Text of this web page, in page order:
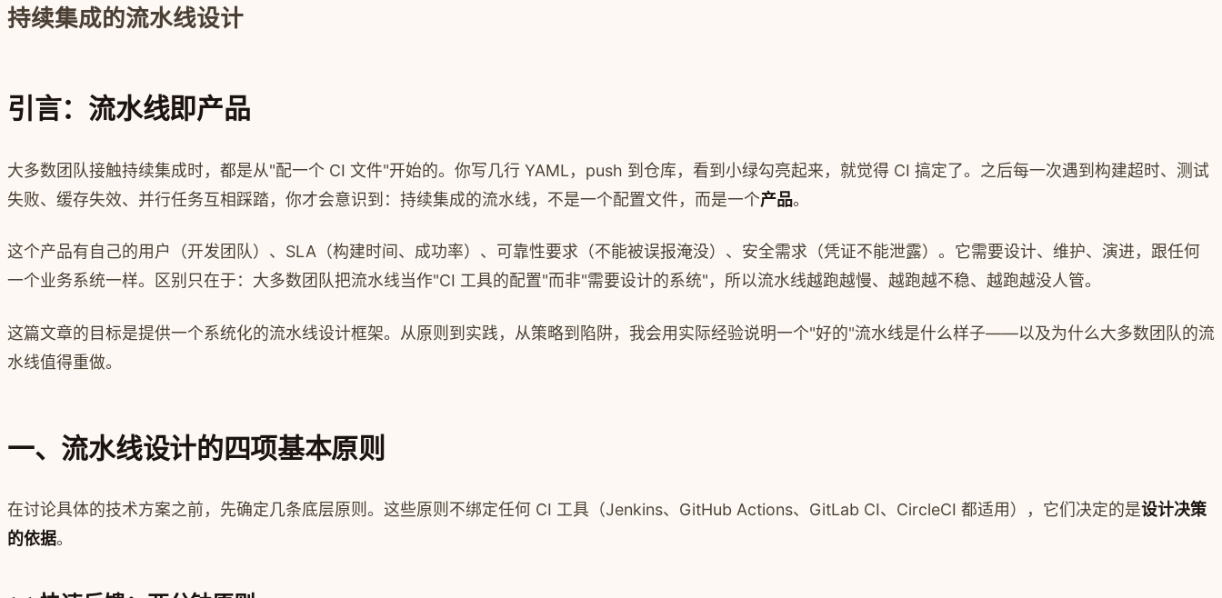
持续集成的流水线设计
引言：流水线即产品
大多数团队接触持续集成时，都是从"配一个 CI 文件"开始的。你写几行 YAML，push 到仓库，看到小绿勾亮起来，就觉得 CI 搞定了。之后每一次遇到构建超时、测试
失败、缓存失效、并行任务互相踩踏，你才会意识到：持续集成的流水线，不是一个配置文件，而是一个产品。
这个产品有自己的用户（开发团队）、SLA（构建时间、成功率）、可靠性要求（不能被误报淹没）、安全需求（凭证不能泄露）。它需要设计、维护、演进，跟任何
一个业务系统一样。区别只在于：大多数团队把流水线当作"CI 工具的配置"而非"需要设计的系统"，所以流水线越跑越慢、越跑越不稳、越跑越没人管。
这篇文章的目标是提供一个系统化的流水线设计框架。从原则到实践，从策略到陷阱，我会用实际经验说明一个"好的"流水线是什么样子——以及为什么大多数团队的流
水线值得重做。
一、流水线设计的四项基本原则
在讨论具体的技术方案之前，先确定几条底层原则。这些原则不绑定任何 CI 工具（Jenkins、GitHub Actions、GitLab CI、CircleCI 都适用），它们决定的是设计决策
的依据。